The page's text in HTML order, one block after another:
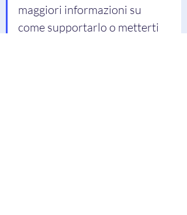
maggiori informazioni su
come supportarlo o metterti